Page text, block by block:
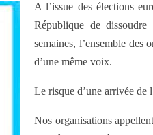
A l’issue des élections
République de
semaines, l’ensemble des
d’une même voix.
Le risque d’une arrivée de
Nos organisations